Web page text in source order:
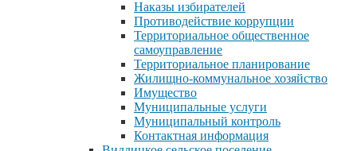
Наказы избирателей
Противодействие коррупции
Территориальное общественное
самоуправление
Территориальное планирование
Жилищно-коммунальное хозяйство
Имущество
Муниципальные услуги
Муниципальный контроль
Контактная информация